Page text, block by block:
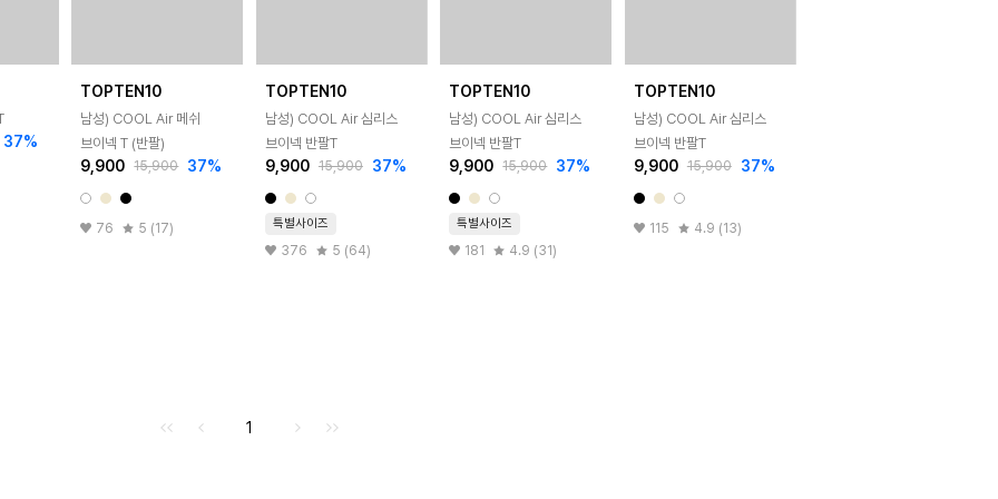
37%
TOPTEN10
남성) COOL Air 메쉬
브이넥 T (반팔)
9,900 15,900 37%
76 5 (17)
TOPTEN10
남성) COOL Air 심리스
브이넥 반팔T
9,900 15,900 37%
특별사이즈
376 5 (64)
TOPTEN10
남성) COOL Air 심리스
브이넥 반팔T
9,900 15,900 37%
특별사이즈
181 4.9 (31)
TOPTEN10
남성) COOL Air 심리스
브이넥 반팔T
9,900 15,900 37%
115 4.9 (13)
이전으로
1다음으로